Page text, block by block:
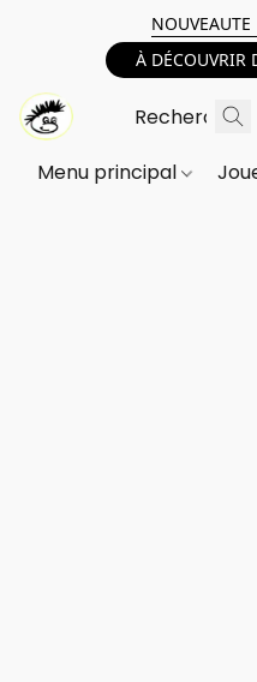
À DÉCOUVRIR
Menu principal